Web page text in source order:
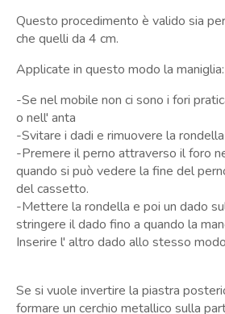
Questo procedimento è valido sia
che quelli da 4 cm.
Applicate in questo modo la maniglia:
-Se nel mobile non ci sono i fori
o nell' anta
-Svitare i dadi e rimuovere la
-Premere il perno attraverso il foro
quando si può vedere la fine del
del cassetto.
-Mettere la rondella e poi un dado
stringere il dado fino a quando la
Inserire l' altro dado allo stesso
Se si vuole invertire la piastra
formare un cerchio metallico sulla